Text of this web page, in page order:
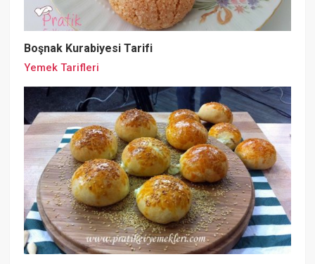
Boşnak Kurabiyesi Tarifi
Yemek Tarifleri